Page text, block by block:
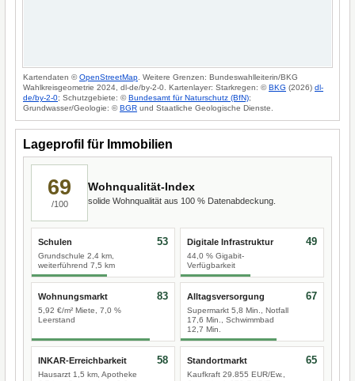
Kartendaten ©OpenStreetMap . Weitere Grenzen: Bundeswahlleiterin/BKG
Wahlkreisgeometrie 2024, dl-de/by-2-0. Kartenlayer: Starkregen: ©BKG (2026) dl-
de/by-2-0; Schutzgebiete: ©Bundesamt für Naturschutz (BfN);
Grundwasser/Geologie: ©BGR und Staatliche Geologische Dienste.
Lageprofil für Immobilien
69
/100
Wohnqualität-Index
solide Wohnqualität aus 100 % Datenabdeckung.
Schulen
Grundschule 2,4 km,
weiterführend 7,5 km
53 Digitale Infrastruktur
44,0 % Gigabit-
Verfügbarkeit
49
Wohnungsmarkt
5,92 €/m² Miete, 7,0 %
Leerstand
83 Alltagsversorgung
Supermarkt 5,8 Min., Notfall
17,6 Min., Schwimmbad
12,7 Min.
67
INKAR-Erreichbarkeit
Hausarzt 1,5 km, Apotheke
58 Standortmarkt
Kaufkraft 29.855 EUR/Ew.,
65